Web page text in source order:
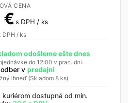
CENA
€ s DPH / ks
DPH / ks
odošleme ešte dnes
do 12:00 v prac. dni.
v predajni
ihneď (Skladom 8 ks)
kuriérom dostupná od min.